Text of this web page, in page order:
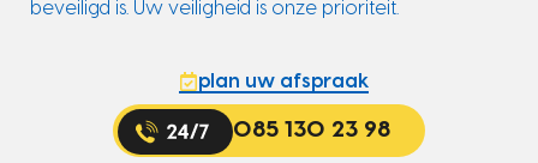
beveiligd is. Uw veiligheid is onze prioriteit.
plan uw afspraak
085 130 23 98